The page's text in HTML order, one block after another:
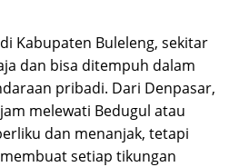
Kabupaten Buleleng, sekitar
dan bisa ditempuh dalam
pribadi. Dari Denpasar,
melewati Bedugul atau
dan menanjak, tetapi
setiap tikungan